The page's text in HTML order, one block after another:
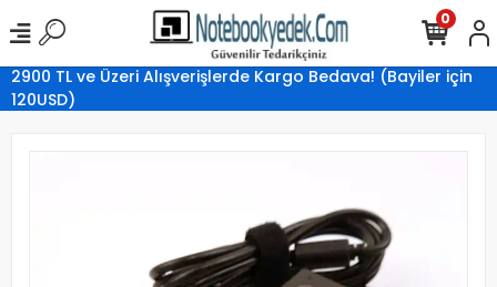
2900 TL ve Üzeri Alışverişlerde Kargo Bedava! (Bayiler için
120USD)
0